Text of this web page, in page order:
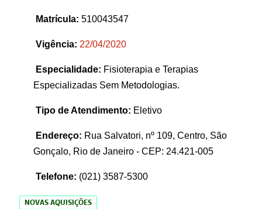
Matrícula: 510043547
Vigência: 22/04/2020
Especialidade: Fisioterapia e Terapias
Especializadas Sem Metodologias.
Tipo de Atendimento: Eletivo
Endereço: Rua Salvatori, nº 109, Centro, São
Gonçalo, Rio de Janeiro - CEP: 24.421-005
Telefone: (021) 3587-5300
NOVAS AQUISIÇÕES